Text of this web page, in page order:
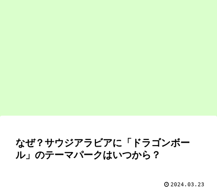
なぜ？サウジアラビアに「ドラゴンボー
ル」のテーマパークはいつから？
2024.03.23